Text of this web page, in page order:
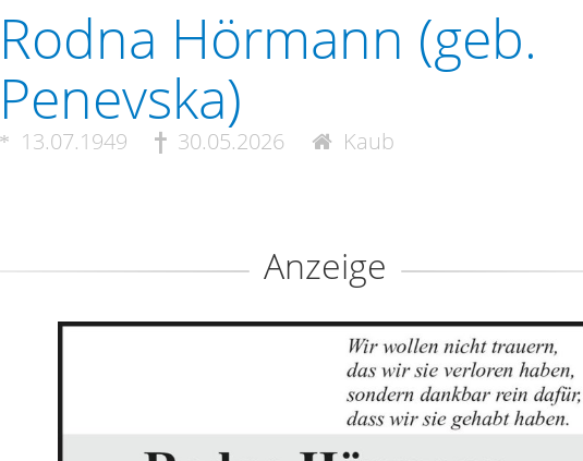
Rodna Hörmann (geb.
Penevska)
13.07.1949 30.05.2026 Kaub
Anzeige